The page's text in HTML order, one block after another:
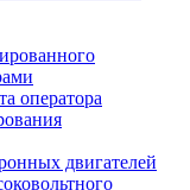
оператора
двигателей